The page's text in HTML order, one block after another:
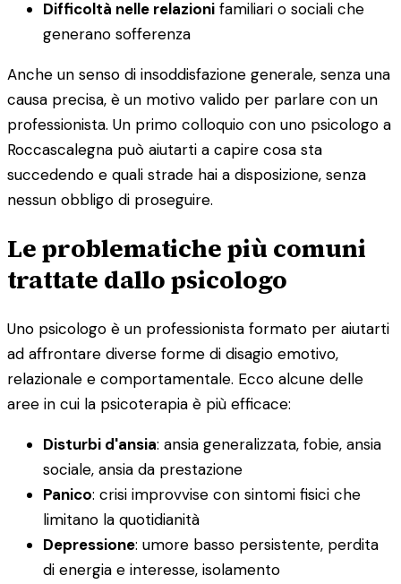
Difficoltà nelle relazioni familiari o sociali che
generano sofferenza
Anche un senso di insoddisfazione generale, senza una
causa precisa, è un motivo valido per parlare con un
professionista. Un primo colloquio con uno psicologo a
Roccascalegna può aiutarti a capire cosa sta
succedendo e quali strade hai a disposizione, senza
nessun obbligo di proseguire.
Le problematiche più comuni
trattate dallo psicologo
Uno psicologo è un professionista formato per aiutarti
ad affrontare diverse forme di disagio emotivo,
relazionale e comportamentale. Ecco alcune delle
aree in cui la psicoterapia è più efficace:
Disturbi d'ansia: ansia generalizzata, fobie, ansia
sociale, ansia da prestazione
Panico: crisi improvvise con sintomi fisici che
limitano la quotidianità
Depressione: umore basso persistente, perdita
di energia e interesse, isolamento